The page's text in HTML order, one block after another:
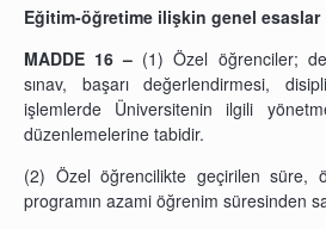
Eğitim-öğretime ilişkin genel esaslar
MADDE 16 – (1) Özel öğrenciler;
sınav, başarı değerlendirmesi,
işlemlerde Üniversitenin ilgili
düzenlemelerine tabidir.
(2) Özel öğrencilikte geçirilen süre,
programın azami öğrenim süresinden